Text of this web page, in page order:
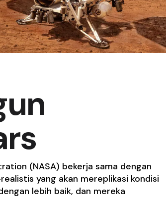
(NASA) bekerja sama dengan
yang akan mereplikasi kondisi
lebih baik, dan mereka